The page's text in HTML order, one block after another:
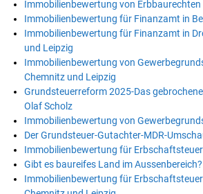
Immobilienbewertung von Erbbaurechten
Immobilienbewertung für Finanzamt in
Immobilienbewertung für Finanzamt in
und Leipzig
Immobilienbewertung von
Chemnitz und Leipzig
Grundsteuerreform 2025-Das
Olaf Scholz
Immobilienbewertung von
Der Grundsteuer-Gutachter-MDR-
Immobilienbewertung für
Gibt es baureifes Land im Aussenbereich?
Immobilienbewertung für Erbschaftsteuer